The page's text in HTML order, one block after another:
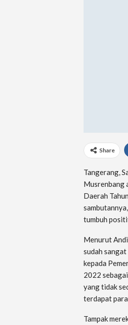
Share
Tangerang,
Musrenbang
Daerah
tumbuh
Menurut
sudah
kepada
2022
yang tidak
terdapat
Tampak